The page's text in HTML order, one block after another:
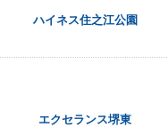
ハイネス住之江公園
エクセランス堺東